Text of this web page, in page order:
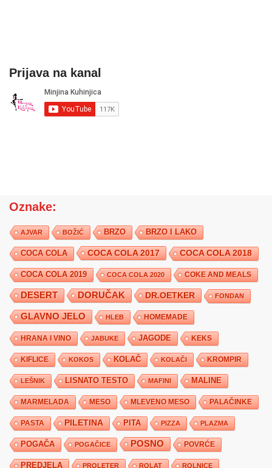
Prijava na kanal
Oznake:
AJVAR BOŽIĆ BRZO BRZO I LAKO
COCA COLA COCA COLA 2017 COCA COLA 2018
COCA COLA 2019 COCA COLA 2020 COKE AND MEALS
DESERT DORUČAK DR.OETKER FONDAN
GLAVNO JELO HLEB HOMEMADE
HRANA I VINO JABUKE JAGODE KEKS
KIFLICE KOKOS KOLAČ KOLAČI KROMPIR
LEŠNIK LISNATO TESTO MAFINI MALINE
MARMELADA MESO MLEVENO MESO PALAČINKE
PASTA PILETINA PITA PIZZA PLAZMA
POGAČA POGAČICE POSNO POVRĆE
PREDJELA PROLETER ROLAT ROLNICE